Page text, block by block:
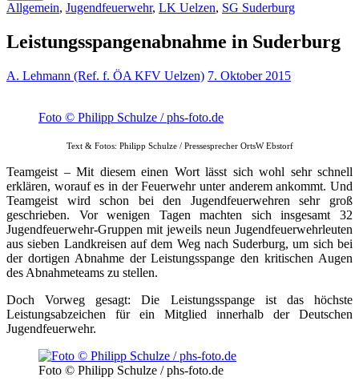
Allgemein, Jugendfeuerwehr, LK Uelzen, SG Suderburg
Leistungsspangenabnahme in Suderburg
A. Lehmann (Ref. f. ÖA KFV Uelzen) 7. Oktober 2015
Foto © Philipp Schulze / phs-foto.de
Text & Fotos: Philipp Schulze / Pressesprecher OrtsW Ebstorf
Teamgeist – Mit diesem einen Wort lässt sich wohl sehr schnell
erklären, worauf es in der Feuerwehr unter anderem ankommt. Und
Teamgeist wird schon bei den Jugendfeuerwehren sehr groß
geschrieben. Vor wenigen Tagen machten sich insgesamt 32
Jugendfeuerwehr-Gruppen mit jeweils neun Jugendfeuerwehrleuten
aus sieben Landkreisen auf dem Weg nach Suderburg, um sich bei
der dortigen Abnahme der Leistungsspange den kritischen Augen
des Abnahmeteams zu stellen.
Doch Vorweg gesagt: Die Leistungsspange ist das höchste
Leistungsabzeichen für ein Mitglied innerhalb der Deutschen
Jugendfeuerwehr.
Foto © Philipp Schulze / phs-foto.de